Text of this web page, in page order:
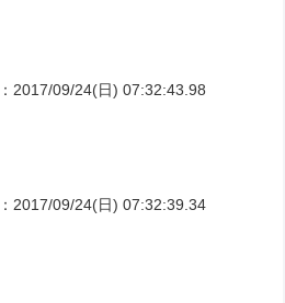
：2017/09/24(日) 07:32:43.98
：2017/09/24(日) 07:32:39.34